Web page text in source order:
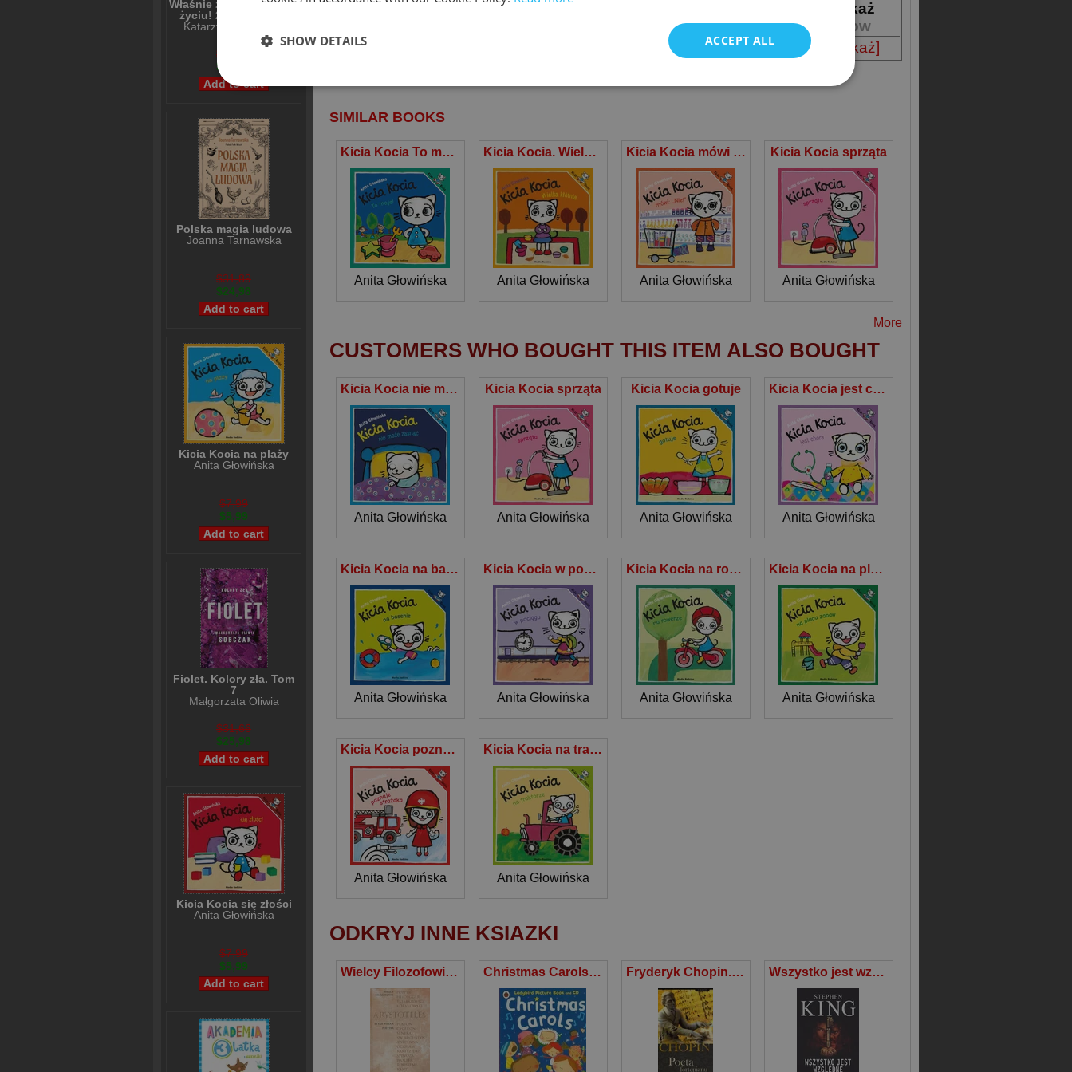
Właśnie że tak! Nigdy w
życiu! 20 lat później
Katarzyna Grochola
$31,21
$24,98
Polska magia ludowa
Joanna Tarnawska
$31,89
$24,98
Kicia Kocia na plaży
Anita Głowińska
$7,99
$5,99
Fiolet. Kolory zła. Tom
7
Małgorzata Oliwia
$31,66
$25,98
Kicia Kocia się złości
Anita Głowińska
$7,99
$5,99
Oprawa
Availability
Pokaż
Show
książka / book
Niedostępna [pokaż]
SIMILAR BOOKS
Kicia Kocia To moje!
Anita Głowińska
Kicia Kocia. Wielka kłótnia
Anita Głowińska
Kicia Kocia mówi NIE!
Anita Głowińska
Kicia Kocia sprząta
Anita Głowińska
More
CUSTOMERS WHO BOUGHT THIS ITEM ALSO BOUGHT
Kicia Kocia nie może zasnąć
Anita Głowińska
Kicia Kocia sprząta
Anita Głowińska
Kicia Kocia gotuje
Anita Głowińska
Kicia Kocia jest chora
Anita Głowińska
Kicia Kocia na basenie
Anita Głowińska
Kicia Kocia w pociągu
Anita Głowińska
Kicia Kocia na rowerze
Anita Głowińska
Kicia Kocia na placu zabaw
Anita Głowińska
Kicia Kocia poznaje strażaka
Anita Głowińska
Kicia Kocia na traktorze
Anita Głowińska
ODKRYJ INNE KSIAZKI
Wielcy Filozofowie 2 Etyka wielka Poetyka Christmas Carols Book + CD Fryderyk Chopin. Tom 13. Poeta fortepianu (książka + 2CD) Wszystko jest względne wyd. kieszonkowe
ACCEPT ALL
SHOW DETAILS